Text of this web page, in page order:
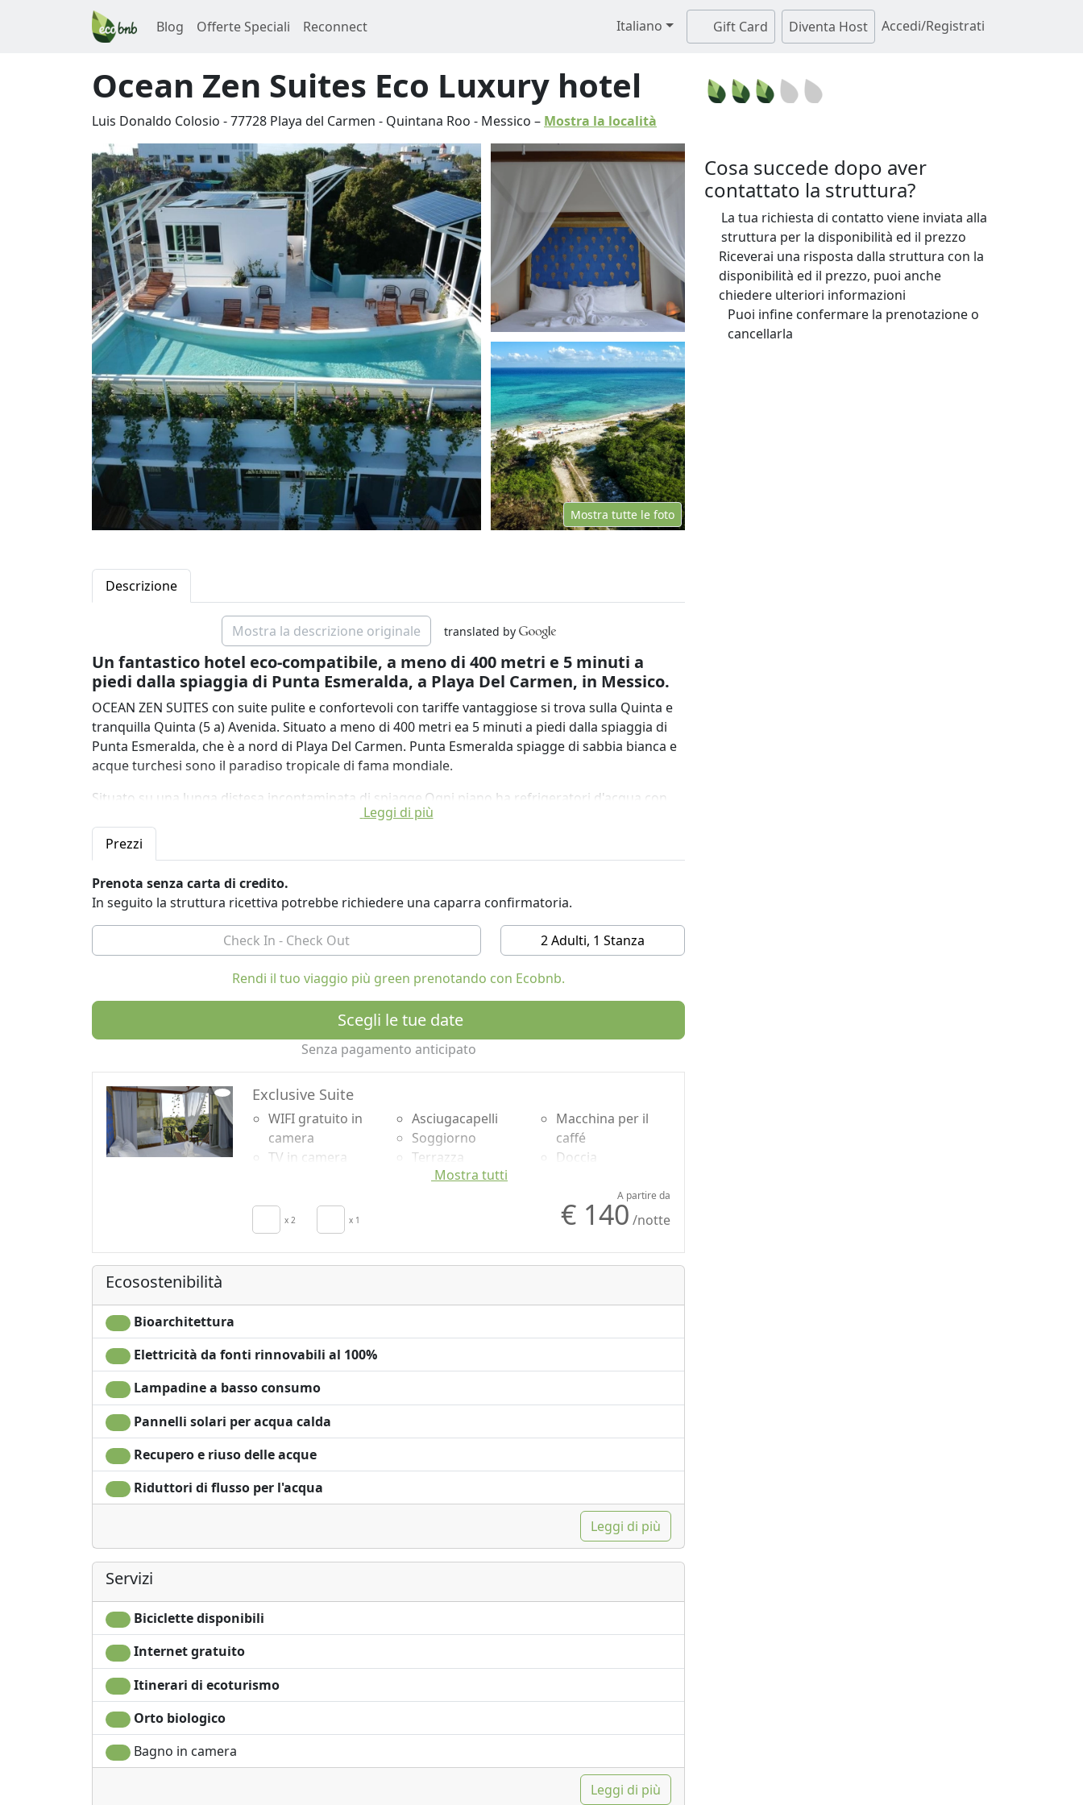
Blog Offerte Speciali Reconnect Italiano Gift Card Diventa Host Accedi/Registrati
Ocean Zen Suites Eco Luxury hotel
Luis Donaldo Colosio -77728 Playa del Carmen - Quintana Roo - Messico – Mostra la località
Mostra tutte le foto
Descrizione
Mostra la descrizione originale translated by
Un fantastico hotel eco-compatibile, a meno di 400 metri e 5 minuti a
piedi dalla spiaggia di Punta Esmeralda, a Playa Del Carmen, in Messico.
OCEAN ZEN SUITES con suite pulite e confortevoli con tariffe vantaggiose si trova sulla Quinta e
tranquilla Quinta (5 a) Avenida. Situato a meno di 400 metri ea 5 minuti a piedi dalla spiaggia di
Punta Esmeralda, che è a nord di Playa Del Carmen. Punta Esmeralda spiagge di sabbia bianca e
acque turchesi sono il paradiso tropicale di fama mondiale.
Situato su una lunga distesa incontaminata di spiagge.Ogni piano ha refrigeratori d'acqua con
ACQUA PIOVANA purificata, purificata e testata dai laboratori dell'autorità governativa
messicana. Ogni studio è eco ed ergonomicamente progettato per il vostro comfort.
Combinazione di arredamento e atmosfera con la moderna tecnologia Eco.
Le unità AC sono alimentate ad energia solare. Tutti gli shampoo, lozioni per il corpo e balsamo e
sapone per le mani sono miele naturale prodotto dalla comunità maya. Tutti i mobili sono fatti a
mano dai Maya locali con una parola dura locale. Questa è una proprietà Eco Friendly ed Eco
Leggi di più
Prezzi
Prenota senza carta di credito.
In seguito la struttura ricettiva potrebbe richiedere una caparra confirmatoria.
2 Adulti, 1 Stanza
Rendi il tuo viaggio più green prenotando con Ecobnb.
Scegli le tue date
Senza pagamento anticipato
Exclusive Suite
WIFI gratuito in
camera
TV in camera
Frigobar acceso
su richiesta per
risparmio
Asciugacapelli
Soggiorno
Terrazza
Patio
Guardaroba
Macchina per il
caffé
Doccia
monodose
Vista panoramica
Mostra tutti
x 2 x 1
A partire da
€ 140 /notte
Ecosostenibilità
Bioarchitettura
Elettricità da fonti rinnovabili al 100%
Lampadine a basso consumo
Pannelli solari per acqua calda
Recupero e riuso delle acque
Riduttori di flusso per l'acqua
Leggi di più
Servizi
Biciclette disponibili
Internet gratuito
Itinerari di ecoturismo
Orto biologico
Bagno in camera
Leggi di più
Cosa succede dopo aver
contattato la struttura?
La tua richiesta di contatto viene inviata alla
struttura per la disponibilità ed il prezzo
Riceverai una risposta dalla struttura con la
disponibilità ed il prezzo, puoi anche
chiedere ulteriori informazioni
Puoi infine confermare la prenotazione o
cancellarla